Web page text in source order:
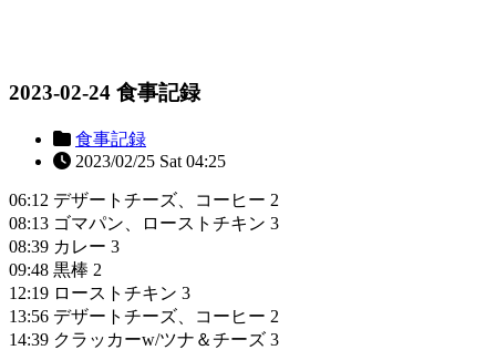
2023-02-24 食事記録
食事記録
2023/02/25 Sat 04:25
06:12 デザートチーズ、コーヒー 2
08:13 ゴマパン、ローストチキン 3
08:39 カレー 3
09:48 黒棒 2
12:19 ローストチキン 3
13:56 デザートチーズ、コーヒー 2
14:39 クラッカーw/ツナ＆チーズ 3